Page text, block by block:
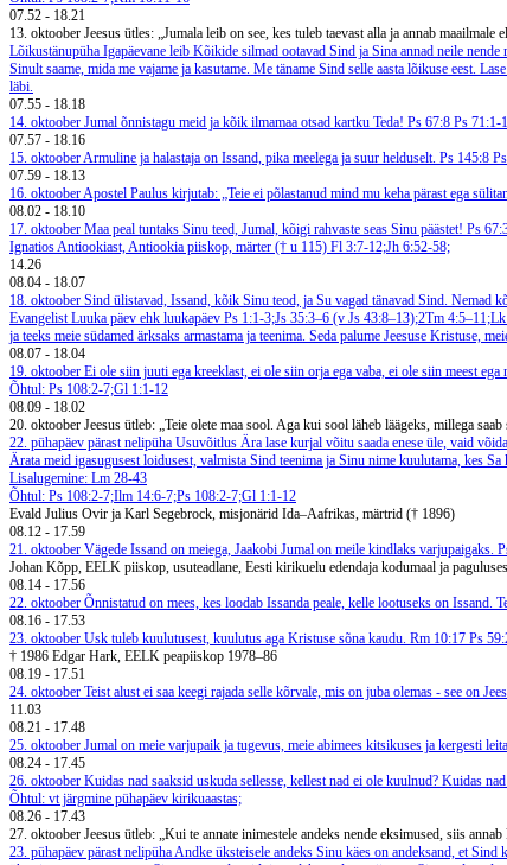
07.52 - 18.21
13. oktoober Jeesus ütles: „Jumala leib on see, kes tuleb taevast alla ja annab maailmale
Lõikustänupüha Igapäevane leib Kõikide silmad ootavad Sind ja Sina annad neile nende
Sinult saame, mida me vajame ja kasutame. Me täname Sind selle aasta lõikuse eest.
läbi.
07.55 - 18.18
14. oktoober Jumal õnnistagu meid ja kõik ilmamaa otsad kartku Teda! Ps 67:8 Ps 71:1-
07.57 - 18.16
15. oktooberArmuline ja halastaja on Issand, pika meelega ja suur helduselt. Ps 145:8
07.59 - 18.13
16. oktooberApostel Paulus kirjutab: „Teie ei põlastanud mind mu keha pärast ega
08.02 - 18.10
17. oktoober Maa peal tuntaks Sinu teed, Jumal, kõigi rahvaste seas Sinu päästet! Ps
Ignatios Antiookiast, Antiookia piiskop, märter († u 115) Fl 3:7-12;Jh 6:52-58;
14.26
08.04 - 18.07
18. oktoober Sind ülistavad, Issand, kõik Sinu teod, ja Su vagad tänavad Sind. Nemad
Evangelist Luuka päev ehk luukapäev Ps 1:1-3;Js 35:3–6 (v Js 43:8–13);2Tm
ja teeks meie südamed ärksaks armastama ja teenima. Seda palume Jeesuse Kristuse,
08.07 - 18.04
19. oktoober Ei ole siin juuti ega kreeklast, ei ole siin orja ega vaba, ei ole siin meest
Õhtul: Ps 108:2-7;Gl 1:1-12
08.09 - 18.02
20. oktoober Jeesus ütleb: „Teie olete maa sool. Aga kui sool läheb läägeks, millega
22. pühapäev pärast nelipüha Usuvõitlus Ära lase kurjal võitu saada enese üle, vaid
Ärata meid igasugusest loidusest, valmista Sind teenima ja Sinu nime kuulutama, kes
Lisalugemine: Lm 28-43
Õhtul: Ps 108:2-7;Ilm 14:6-7;Ps 108:2-7;Gl 1:1-12
Evald Julius Ovir ja Karl Segebrock, misjonärid Ida–Aafrikas, märtrid († 1896)
08.12 - 17.59
21. oktoober Vägede Issand on meiega, Jaakobi Jumal on meile kindlaks varjupaigaks.
Johan Kõpp, EELK piiskop, usuteadlane, Eesti kirikuelu edendaja kodumaal ja
08.14 - 17.56
22. oktoober Õnnistatud on mees, kes loodab Issanda peale, kelle lootuseks on Issand.
08.16 - 17.53
23. oktoober Usk tuleb kuulutusest, kuulutus aga Kristuse sõna kaudu. Rm 10:17 Ps
† 1986 Edgar Hark, EELK peapiiskop 1978–86
08.19 - 17.51
24. oktoober Teist alust ei saa keegi rajada selle kõrvale, mis on juba olemas - see on
11.03
08.21 - 17.48
25. oktoober Jumal on meie varjupaik ja tugevus, meie abimees kitsikuses ja kergesti
08.24 - 17.45
26. oktoober Kuidas nad saaksid uskuda sellesse, kellest nad ei ole kuulnud? Kuidas
Õhtul: vt järgmine pühapäev kirikuaastas;
08.26 - 17.43
27. oktoober Jeesus ütleb: „Kui te annate inimestele andeks nende eksimused, siis
23. pühapäev pärast nelipühaAndke üksteisele andeks Sinu käes on andeksand, et Sind